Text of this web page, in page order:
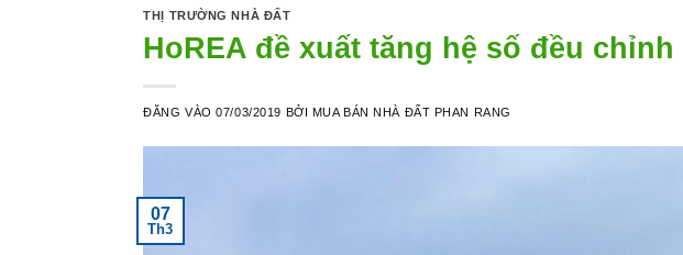
THỊ TRƯỜNG NHÀ ĐẤT
HoREA đề xuất tăng hệ số đều
ĐĂNG VÀO07/03/2019 BỞI MUA BÁN NHÀ ĐẤT PHAN RANG
07
Th3